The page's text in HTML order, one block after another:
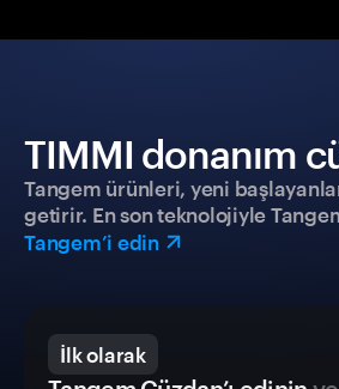
TIMMI donanım
Tangem ürünleri, yeni
getirir. En son teknolojiyle
Tangem’i edin
İlk olarak